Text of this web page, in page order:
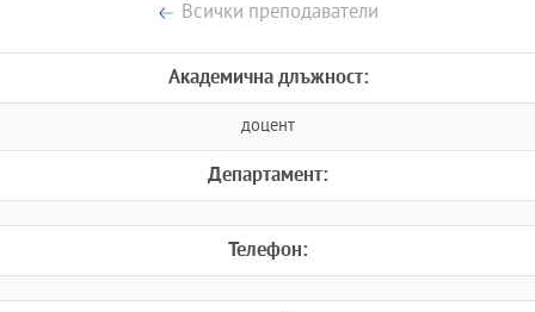
Всички преподаватели
Академична длъжност:
доцент
Департамент:
Телефон: